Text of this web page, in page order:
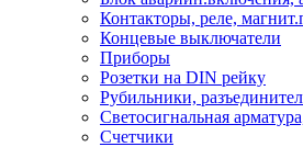
Контакторы, реле,
Концевые выключатели
Приборы
Розетки на DIN рейку
Рубильники,
Светосигнальная
Счетчики